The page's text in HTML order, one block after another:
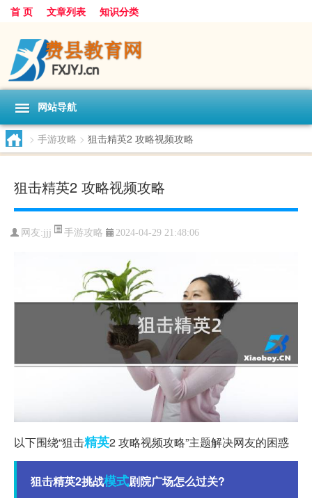
首 页 文章列表 知识分类
网站导航
> 手游攻略 > 狙击精英2 攻略视频攻略
狙击精英2 攻略视频攻略
网友:jjj 手游攻略 2024-04-29 21:48:06
以下围绕“狙击精英2 攻略视频攻略”主题解决网友的困惑
狙击精英2挑战模式剧院广场怎么过关?